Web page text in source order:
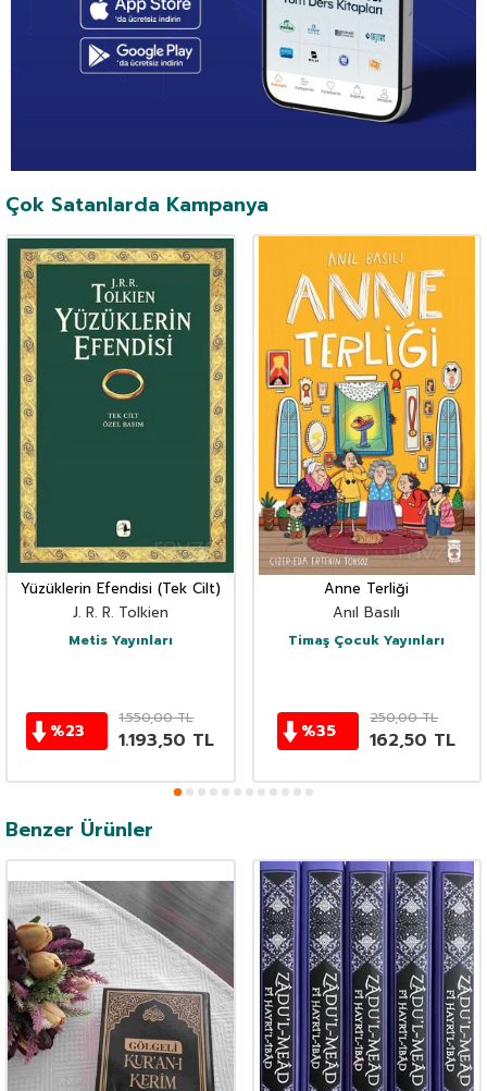
Çok Satanlarda Kampanya
Yüzüklerin Efendisi (Tek Cilt)
J. R. R. Tolkien
Metis Yayınları
%23
1.550,00TL
1.193,50 TL
Anne Terliği
Anıl Basılı
Timaş Çocuk Yayınları
%35
250,00TL
162,50 TL
Benzer Ürünler